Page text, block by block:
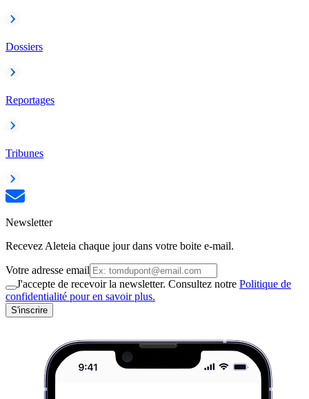
Dossiers
Reportages
Tribunes
Newsletter
Recevez Aleteia chaque jour dans votre boite e-mail.
Votre adresse email
J'accepte de recevoir la newsletter. Consultez notre Politique de
confidentialité pour en savoir plus.
S'inscrire